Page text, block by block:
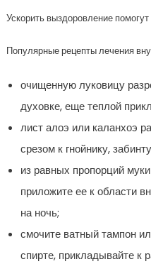
Ускорить выздоровление
Популярные рецепты лечения
очищенную луковицу
духовке, еще теплой
лист алоэ или каланхоэ
срезом к гнойнику,
из равных пропорций
приложите ее к области
на ночь;
смочите ватный тампон
спирте, прикладывайте к